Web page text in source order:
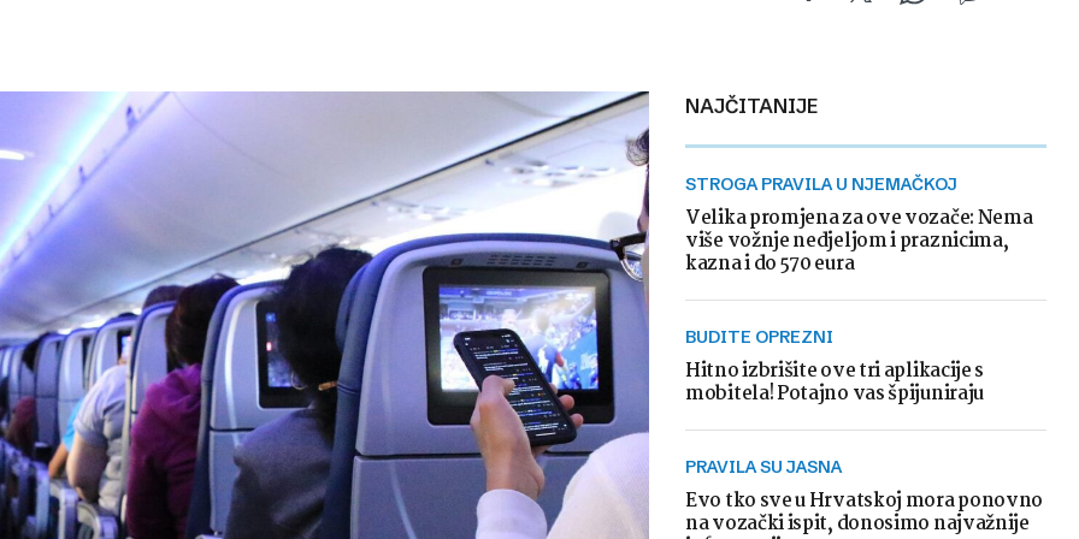
NAJČITANIJE
STROGA PRAVILA U NJEMAČKOJ
Velika promjena za ove vozače: Nema
više vožnje nedjeljom i praznicima,
kazna i do 570 eura
BUDITE OPREZNI
Hitno izbrišite ove tri aplikacije s
mobitela! Potajno vas špijuniraju
PRAVILA SU JASNA
Evo tko sve u Hrvatskoj mora ponovno
na vozački ispit, donosimo najvažnije